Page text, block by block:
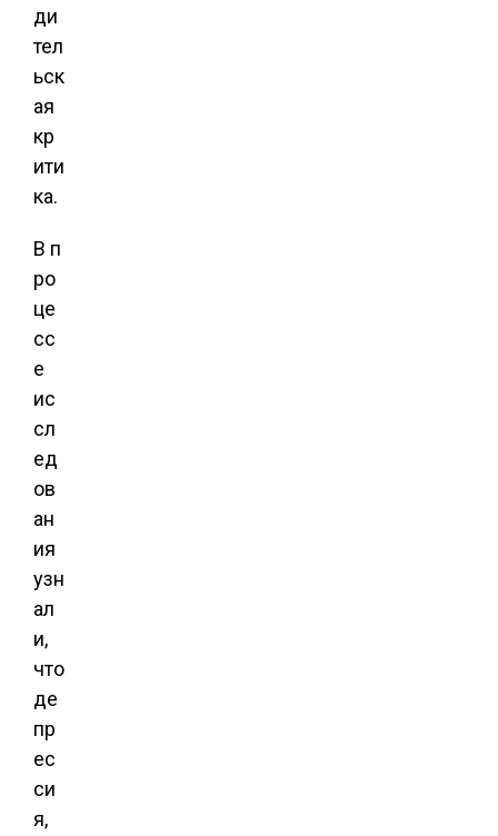
ди
тел
ьск
ая
кр
ити
ка.
В п
ро
це
сс
е
ис
сл
ед
ов
ан
ия
узн
ал
и,
что
де
пр
ес
си
я,